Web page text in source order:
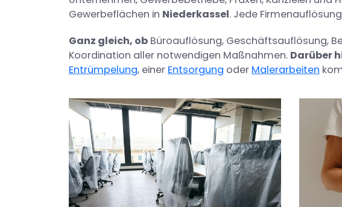
Gewerbeflächen in Niederkassel. Jede
Ganz gleich, ob Büroauflösung, Geschäftsauflösung,
Koordination aller notwendigen Maßnahmen. Darüber
Entrümpelung, einer Entsorgung oder Malerarbeiten